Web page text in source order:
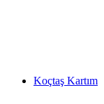
Koçtaş Kartım